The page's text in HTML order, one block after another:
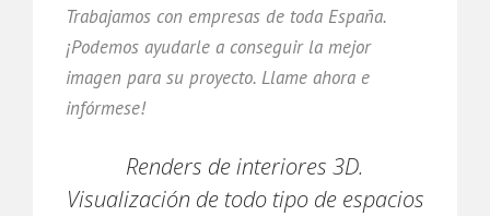
Trabajamos con empresas de toda España.
¡Podemos ayudarle a conseguir la mejor
imagen para su proyecto. Llame ahora e
infórmese!
Renders de interiores 3D.
Visualización de todo tipo de espacios